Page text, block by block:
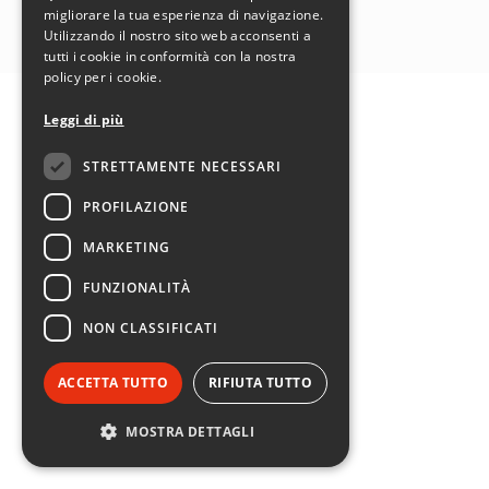
SEGUICI SU:
migliorare la tua esperienza di navigazione.
Utilizzando il nostro sito web acconsenti a
tutti i cookie in conformità con la nostra
policy per i cookie.
Leggi di più
STRETTAMENTE NECESSARI
PROFILAZIONE
MARKETING
FUNZIONALITÀ
NON CLASSIFICATI
ACCETTA TUTTO RIFIUTA TUTTO
MOSTRA DETTAGLI